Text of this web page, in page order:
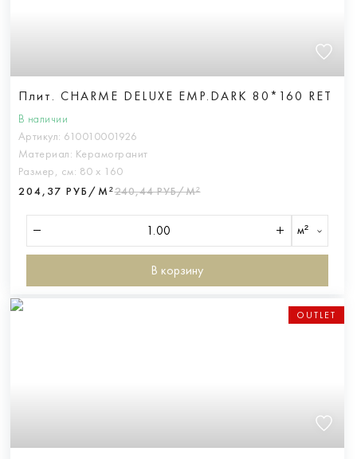
Плит. CHARME DELUXE EMP.DARK 80*160 RET
В наличии
Артикул: 610010001926
Материал: Керамогранит
Размер, см: 80 х 160
204,37 РУБ/М²240,44 РУБ/М²
м²
В корзину
OUTLET